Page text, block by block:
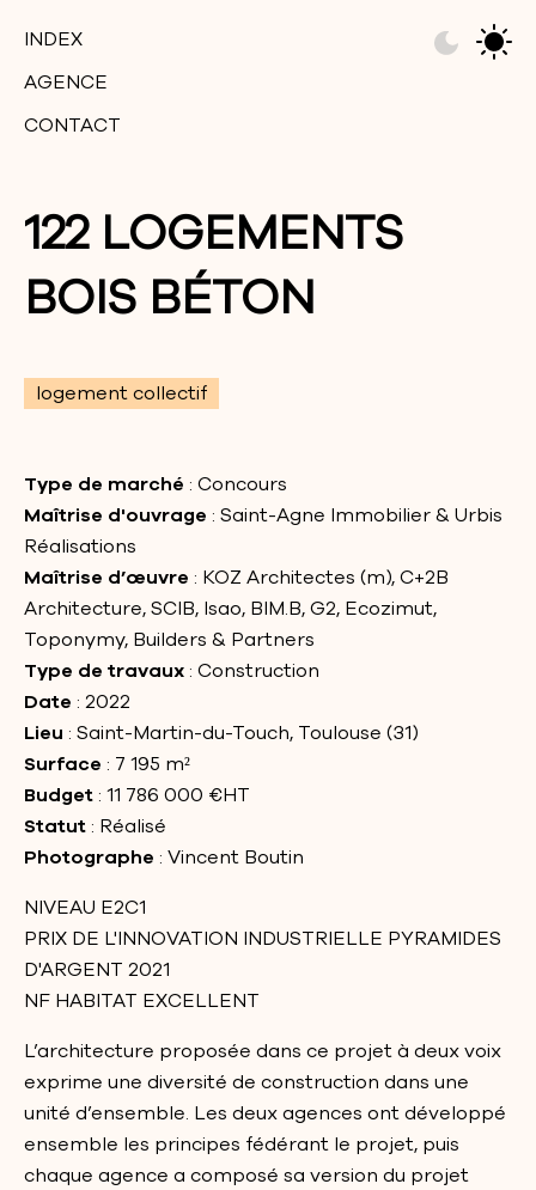
INDEX
AGENCE
CONTACT
122 LOGEMENTS
BOIS BÉTON
logement collectif
Type de marché : Concours
Maîtrise d'ouvrage : Saint-Agne Immobilier & Urbis
Réalisations
Maîtrise d’œuvre : KOZ Architectes (m), C+2B
Architecture, SCIB, Isao, BIM.B, G2, Ecozimut,
Toponymy, Builders & Partners
Type de travaux : Construction
Date : 2022
Lieu : Saint-Martin-du-Touch, Toulouse (31)
Surface : 7 195 m²
Budget : 11 786 000 €HT
Statut : Réalisé
Photographe : Vincent Boutin
NIVEAU E2C1
PRIX DE L'INNOVATION INDUSTRIELLE PYRAMIDES
D'ARGENT 2021
NF HABITAT EXCELLENT
L’architecture proposée dans ce projet à deux voix
exprime une diversité de construction dans une
unité d’ensemble. Les deux agences ont développé
ensemble les principes fédérant le projet, puis
chaque agence a composé sa version du projet